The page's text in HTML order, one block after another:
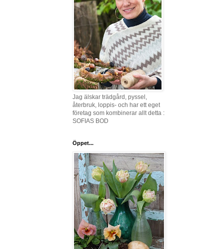
Jag älskar trädgård, pyssel,
återbruk, loppis- och har ett eget
företag som kombinerar allt detta :
SOFIAS BOD
Öppet...